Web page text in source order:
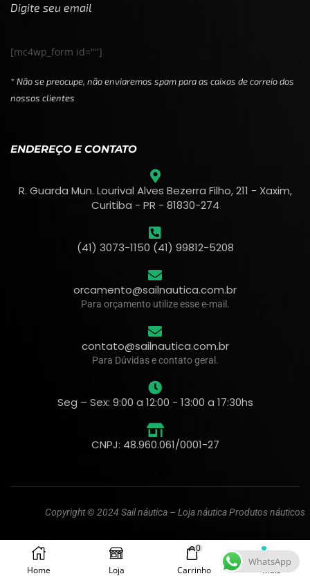
Home Loja
0
Carrinho Mais
Digite seu email
[mc4wp_form id=""]
* Não se preocupe, não enviaremos spam para as caixas de correio dos
nossos clientes
ENDEREÇO E CONTATO
R. Guarda Mun. Lourival Alves Bezerra Filho, 211 - Xaxim,
Curitiba - PR - 81830-274
(41) 3073-1150 (41) 99812-5208
orcamento@sailnautica.com.br
Para orçamento utilize esse e-mail.
contato@sailnautica.com.br
Para Dúvidas e contato geral.
Seg – Sex: 9:00 a 12:00 - 13:00 a 17:30hs
CNPJ: 48.960.061/0001-27
Copyright © 2024 Sail náutica – Loja náutica Produtos náuticos
WhatsApp